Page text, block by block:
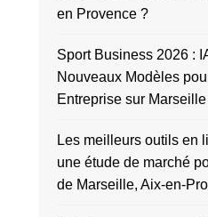
en Provence ?
Sport Business 2026 :
Nouveaux Modèles
Entreprise sur
Les meilleurs outils en
une étude de marché
de Marseille, Aix-en-